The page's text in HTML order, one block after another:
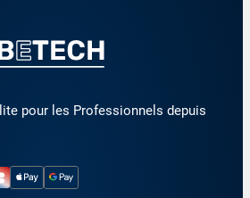
pour les Professionnels depuis